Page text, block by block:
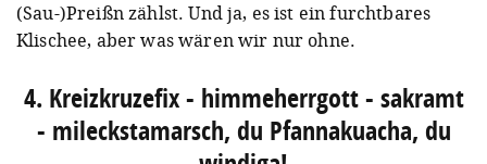
(Sau-)Preißn zählst. Und ja, es ist ein furchtbares
Klischee, aber was wären wir nur ohne.
4. Kreizkruzefix - himmeherrgott - sakramt
- mileckstamarsch, du Pfannakuacha, du